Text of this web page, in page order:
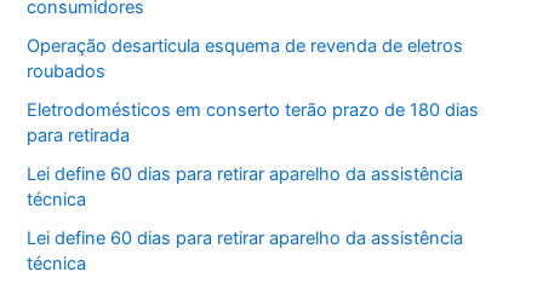
consumidores
Operação desarticula esquema de revenda de eletros
roubados
Eletrodomésticos em conserto terão prazo de 180 dias
para retirada
Lei define 60 dias para retirar aparelho da assistência
técnica
Lei define 60 dias para retirar aparelho da assistência
técnica